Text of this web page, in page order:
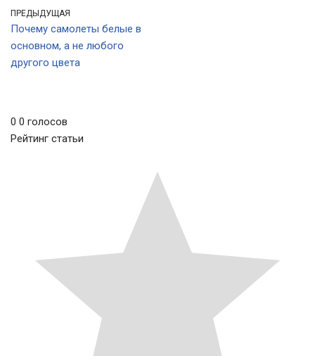
ПРЕДЫДУЩАЯ
Почему самолеты белые в
основном, а не любого
другого цвета
0 0 голосов
Рейтинг статьи